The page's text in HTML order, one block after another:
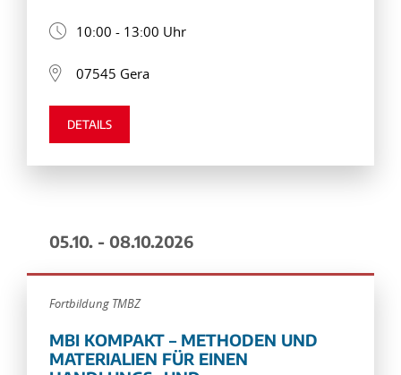
10:00 - 13:00 Uhr
07545 Gera
DETAILS
05.10. - 08.10.2026
Fortbildung TMBZ
MBI KOMPAKT – METHODEN UND
MATERIALIEN FÜR EINEN